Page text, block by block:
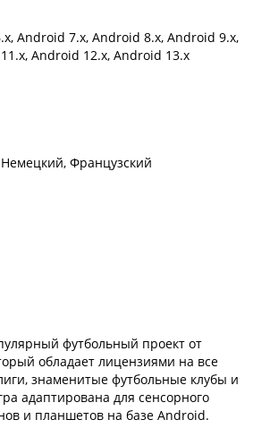
Android 7.x, Android 8.x, Android 9.x,
Android 12.x, Android 13.x
Французский
футбольный проект от
обладает лицензиями на все
знаменитые футбольные клубы и
адаптирована для сенсорного
и планшетов на базе Android.